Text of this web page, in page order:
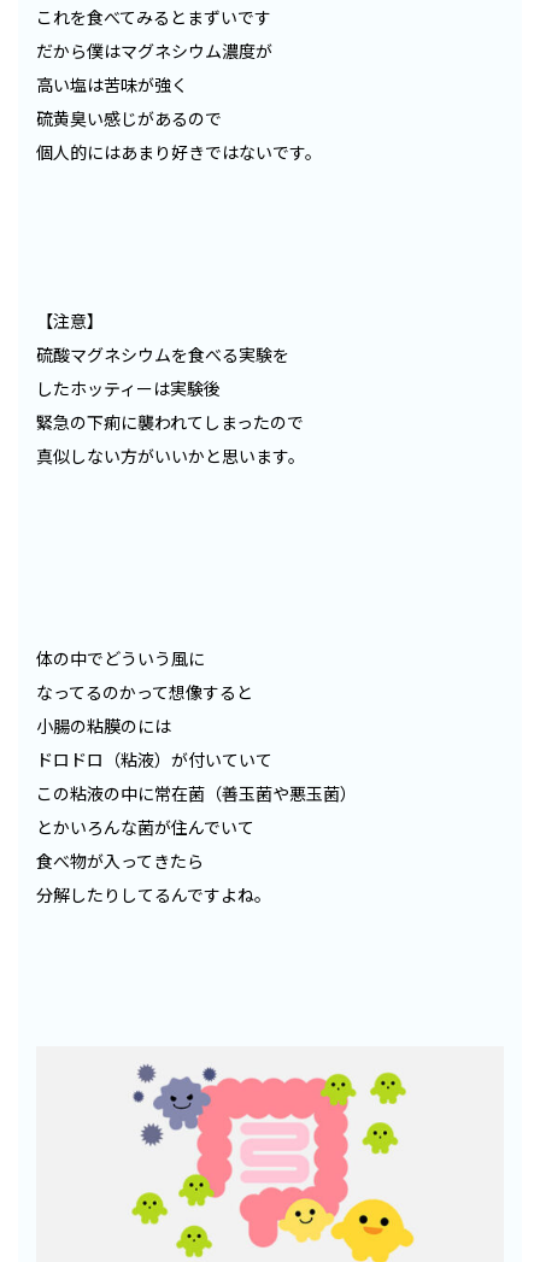
これを食べてみるとまずいです
だから僕はマグネシウム濃度が
高い塩は苦味が強く
硫黄臭い感じがあるので
個人的にはあまり好きではないです。
【注意】
硫酸マグネシウムを食べる実験を
したホッティーは実験後
緊急の下痢に襲われてしまったので
真似しない方がいいかと思います。
体の中でどういう風に
なってるのかって想像すると
小腸の粘膜のには
ドロドロ（粘液）が付いていて
この粘液の中に常在菌（善玉菌や悪玉菌）
とかいろんな菌が住んでいて
食べ物が入ってきたら
分解したりしてるんですよね。